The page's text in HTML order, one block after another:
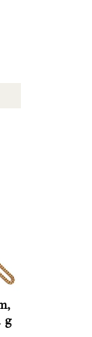
g